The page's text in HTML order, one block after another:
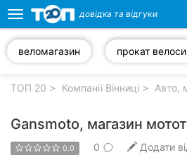
компанії
Toggle
navigation
довідка та відгуки
веломагазин
ТОП 20 Компанії Вінниці Авто,
Gansmoto, магазин
0.0 0 Додати